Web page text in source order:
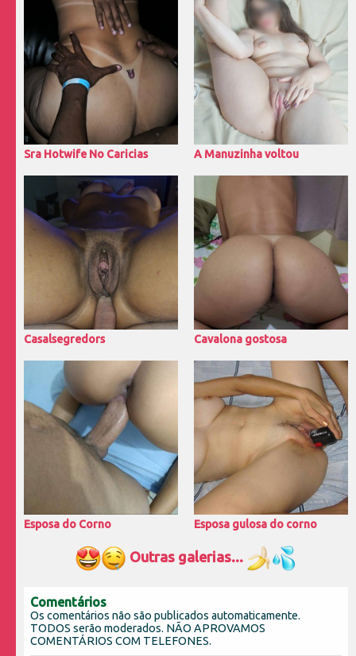
Sra Hotwife No Caricias A Manuzinha voltou
Casalsegredors Cavalona gostosa
Esposa do Corno Esposa gulosa do corno
Outras galerias...
Comentários
Os comentários não são publicados automaticamente.
TODOS serão moderados. NÃO APROVAMOS
COMENTÁRIOS COM TELEFONES.